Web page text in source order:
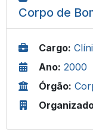
Corpo de
Cargo:
Ano: 2000
Órgão: